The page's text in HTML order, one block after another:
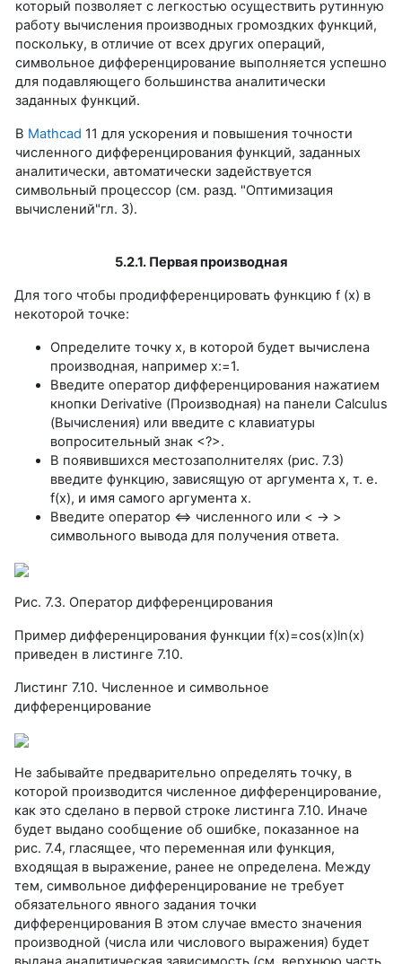
который позволяет с легкостью осуществить рутинную
работу вычисления производных громоздких функций,
поскольку, в отличие от всех других операций,
символьное дифференцирование выполняется успешно
для подавляющего большинства аналитически
заданных функций.
В Mathcad 11 для ускорения и повышения точности
численного дифференцирования функций, заданных
аналитически, автоматически задействуется
символьный процессор (см. разд. "Оптимизация
вычислений"гл. 3).
5.2.1. Первая производная
Для того чтобы продифференцировать функцию f (х) в
некоторой точке:
Определите точку х, в которой будет вычислена
производная, например х:=1.
Введите оператор дифференцирования нажатием
кнопки Derivative (Производная) на панели Calculus
(Вычисления) или введите с клавиатуры
вопросительный знак <?>.
В появившихся местозаполнителях (рис. 7.3)
введите функцию, зависящую от аргумента х, т. е.
f(х), и имя самого аргумента х.
Введите оператор <=> численного или < -> >
символьного вывода для получения ответа.
Рис. 7.3. Оператор дифференцирования
Пример дифференцирования функции f(x)=cos(x)ln(x)
приведен в листинге 7.10.
Листинг 7.10. Численное и символьное
дифференцирование
Не забывайте предварительно определять точку, в
которой производится численное дифференцирование,
как это сделано в первой строке листинга 7.10. Иначе
будет выдано сообщение об ошибке, показанное на
рис. 7.4, гласящее, что переменная или функция,
входящая в выражение, ранее не определена. Между
тем, символьное дифференцирование не требует
обязательного явного задания точки
дифференцирования В этом случае вместо значения
производной (числа или числового выражения) будет